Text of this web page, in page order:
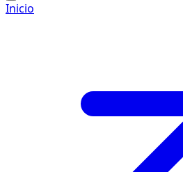
Inicio